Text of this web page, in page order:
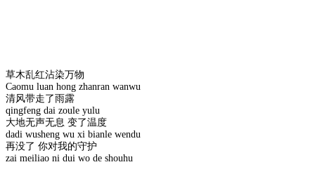
草木乱红沾染万物
Caomu luan hong zhanran wanwu
清风带走了雨露
qingfeng dai zoule yulu
大地无声无息 变了温度
dadi wusheng wu xi bianle wendu
再没了 你对我的守护
zai meiliao ni dui wo de shouhu